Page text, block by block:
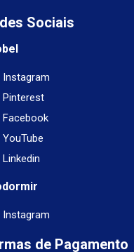
Sociais
Instagram
Pinterest
Facebook
YouTube
Linkedin
Instagram
de Pagamento